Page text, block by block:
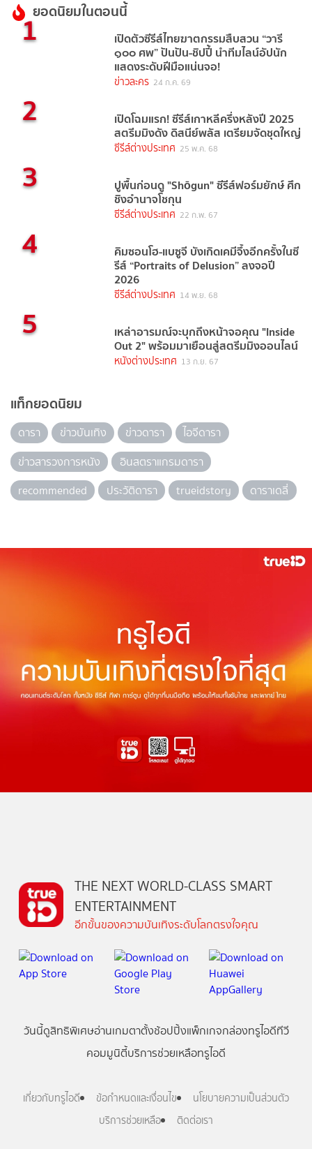
ยอดนิยมในตอนนี้
1 เปิดตัวซีรีส์ไทยฆาตกรรมสืบสวน “วารี
๑๐๐ ศพ” ปันปัน-ชิปปี้ นำทีมไลน์อัปนัก
แสดงระดับฝีมือแน่นจอ!
ข่าวละคร 24 ก.ค. 69
2 เปิดโฉมแรก! ซีรีส์เกาหลีครึ่งหลังปี 2025
สตรีมมิงดัง ดิสนีย์พลัส เตรียมจัดชุดใหญ่
ซีรีส์ต่างประเทศ 25 พ.ค. 68
3 ปูพื้นก่อนดู "Shōgun" ซีรีส์ฟอร์มยักษ์ ศึก
ชิงอำนาจโชกุน
ซีรีส์ต่างประเทศ 22 ก.พ. 67
4 คิมซอนโฮ-แบซูจี บังเกิดเคมีจึ้งอีกครั้งในซี
รีส์ “Portraits of Delusion” ลงจอปี
2026
ซีรีส์ต่างประเทศ 14 พ.ย. 68
5 เหล่าอารมณ์จะบุกถึงหน้าจอคุณ "Inside
Out 2" พร้อมมาเยือนสู่สตรีมมิงออนไลน์
หนังต่างประเทศ 13 ก.ย. 67
แท็กยอดนิยม
ดารา ข่าวบันเทิง ข่าวดารา
ไอจีดารา
ข่าวสารวงการหนัง
อินสตราแกรมดารา
recommended
ประวัติดารา trueidstory ดาราเดลี่
THE NEXT WORLD-CLASS SMART
ENTERTAINMENT
อีกขั้นของความบันเทิงระดับโลกตรงใจคุณ
วันนี้ดูสิทธิพิเศษอ่านเกมตาตั้งช้อปปิ้งแพ็กเกจกล่องทรูไอดีทีวี
คอมมูนิตี้บริการช่วยเหลือทรูไอดี
เกี่ยวกับทรูไอดี ข้อกำหนดและเงื่อนไข
นโยบายความเป็นส่วนตัว
บริการช่วยเหลือ
ติดต่อเรา